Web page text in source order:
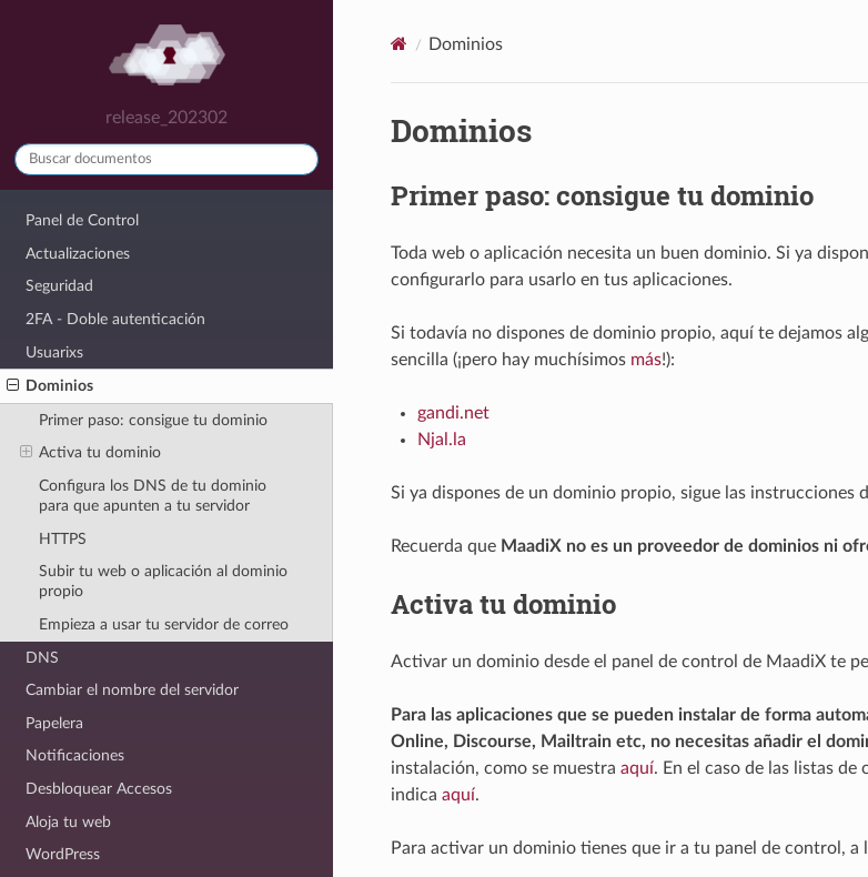
release_202302
Panel de Control
Actualizaciones
Seguridad
2FA - Doble autenticación
Usuarixs
Dominios
Primer paso: consigue tu dominio
Activa tu dominio
Configura los DNS de tu dominio
para que apunten a tu servidor
HTTPS
Subir tu web o aplicación al dominio
propio
Empieza a usar tu servidor de correo
DNS
Cambiar el nombre del servidor
Papelera
Notificaciones
Desbloquear Accesos
Aloja tu web
WordPress
Dominios
Dominios
Primer paso: consigue tu dominio
Toda web o aplicación necesita un buen dominio. Si ya
configurarlo para usarlo en tus aplicaciones.
Si todavía no dispones de dominio propio, aquí te dejamos
sencilla (¡pero hay muchísimos más!):
gandi.net
Njal.la
Si ya dispones de un dominio propio, sigue las instrucciones
Recuerda que MaadiX no es un proveedor de dominios ni
Activa tu dominio
Activar un dominio desde el panel de control de MaadiX te
Para las aplicaciones que se pueden instalar de forma
Online, Discourse, Mailtrain etc, no necesitas añadir el
instalación, como se muestra aquí. En el caso de las listas
indica aquí.
Para activar un dominio tienes que ir a tu panel de control, a